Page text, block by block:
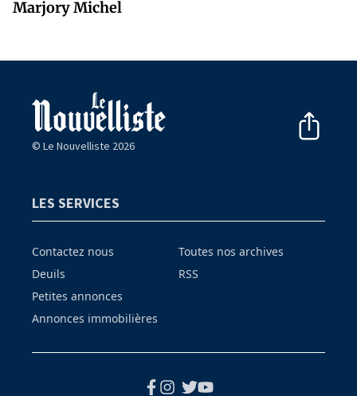
Marjory Michel
© Le Nouvelliste 2026
LES SERVICES
Contactez nous
Deuils
Petites annonces
Annonces immobilières
Toutes nos archives
RSS